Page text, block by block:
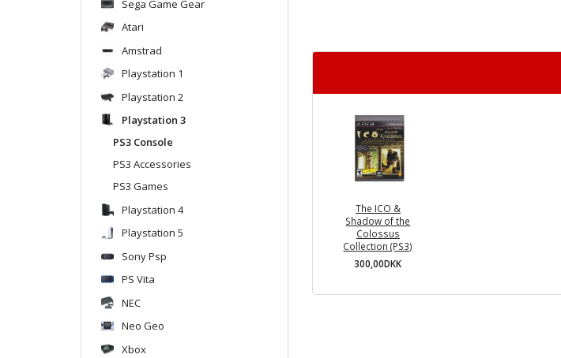
Sega Game Gear
Atari
Amstrad
Playstation 1
Playstation 2
Playstation 3
PS3 Console
PS3 Accessories
PS3 Games
Playstation 4
Playstation 5
Sony Psp
PS Vita
NEC
Neo Geo
Xbox
The ICO &
Shadow of the
Colossus
Collection (PS3)
300,00DKK